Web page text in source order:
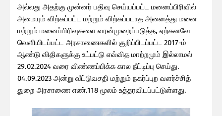
அல்லது அதற்கு முன்னர் பதிவு செய்யப்பட்ட மனைப்பிரிவில்
அமையும் விற்கப்பட்ட மற்றும் விற்கப்படாத அனைத்து மனை
மற்றும் மனைப்பிரிவுகளை வரன்முறைப்படுத்த, ஏற்கனவே
வெளியிடப்பட்ட அரசாணைகளில் குறிப்பிடப்பட்ட 2017-ம்
ஆண்டு விதிகளுக்கு உட்பட்டு எவ்வித மாற்றமும் இல்லாமல்
29.02.2024 வரை விண்ணப்பிக்க கால நீட்டிப்பு செய்து.
04.09.2023 அன்று வீட்டுவசதி மற்றும் நகர்ப்புற வளர்ச்சித்
துறை அரசாணை எண்.118 மூலம் உத்தரவிடப்பட்டுள்ளது.